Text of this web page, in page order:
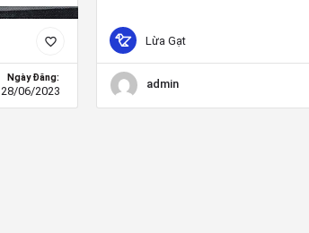
Ngày Đăng:
28/06/2023
Lừa Gạt
admin